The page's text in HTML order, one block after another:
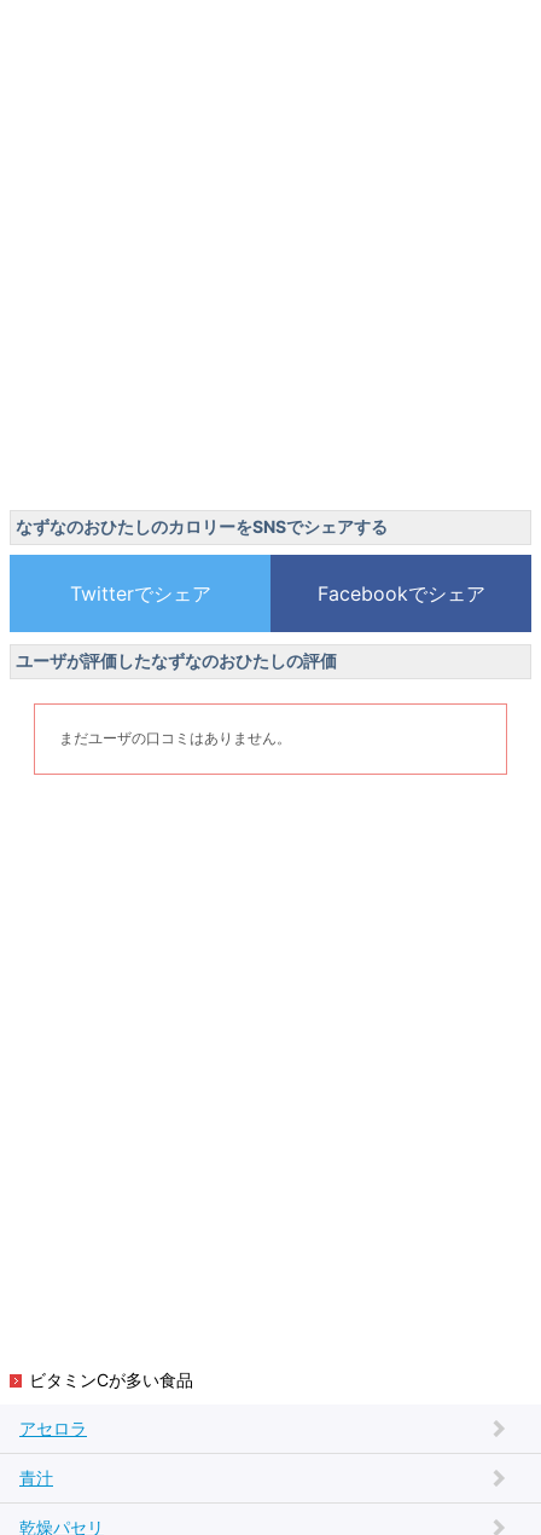
なずなのおひたしのカロリーをSNSでシェアする
ユーザが評価したなずなのおひたしの評価
まだユーザの口コミはありません。
ビタミンCが多い食品
アセロラ
青汁
乾燥パセリ